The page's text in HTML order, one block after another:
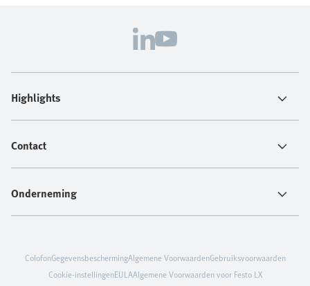
Highlights
Contact
Onderneming
ColofonGegevensbeschermingAlgemene VoorwaardenGebruiksvoorwaarden
Cookie-instellingenEULAAlgemene Voorwaarden voor Festo LX